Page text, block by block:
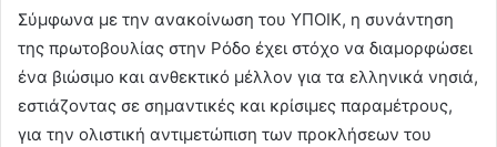
Σύμφωνα με την ανακοίνωση του ΥΠΟΙΚ, η συνάντηση
της πρωτοβουλίας στην Ρόδο έχει στόχο να διαμορφώσει
ένα βιώσιμο και ανθεκτικό μέλλον για τα ελληνικά νησιά,
εστιάζοντας σε σημαντικές και κρίσιμες παραμέτρους,
για την ολιστική αντιμετώπιση των προκλήσεων του